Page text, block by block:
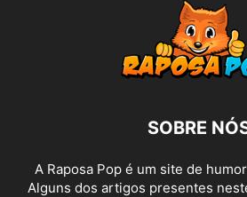
SOBRE
A Raposa Pop é um site de
Alguns dos artigos presentes